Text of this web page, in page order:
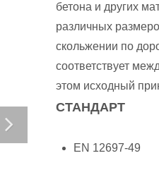
бетона и других
различных
скольжении по
соответствует
этом исходный
СТАНДАРТ
EN 12697-49